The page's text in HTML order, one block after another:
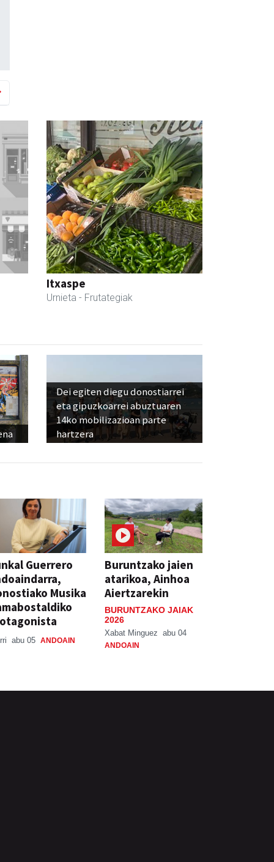
Itxaspe
Urnieta - Frutategiak
Dei egiten diegu donostiarrei
eta gipuzkoarrei abuztuaren
14ko mobilizazioan parte
hartzera
Guerrero
Musika
abu 05 ANDOAIN
Buruntzako jaien
atarikoa, Ainhoa
Aiertzarekin
BURUNTZAKO JAIAK
2026
Xabat Minguez abu 04
ANDOAIN